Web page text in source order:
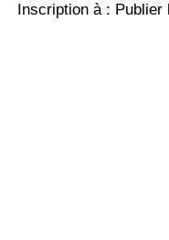
Inscription à : Publier